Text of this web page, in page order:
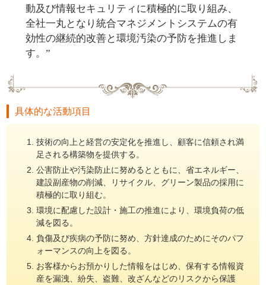
動及び情報セキュリティに積極的に取り組み、
全社一丸となり統合マネジメントシステムの有
効性の継続的改善と環境汚染の予防を推進しま
す。”
具体的な活動項目
技術の向上と経営の安定化を推進し、顧客に信頼され満
足される構築物を提供する。
公害防止や汚染防止に努めるとともに、省エネルギー、
建設副産物の削減、リサイクル、グリーン製品の採用に
積極的に取り組む。
環境に配慮した設計・施工の推進により、環境負荷の低
減を図る。
負傷及び疾病の予防に努め、方針達成のためにそのパフ
ォーマンスの向上を図る。
お客様からお預かりした情報をはじめ、保有する情報資
産を漏洩、紛失、盗難、改ざんなどのリスクから保護